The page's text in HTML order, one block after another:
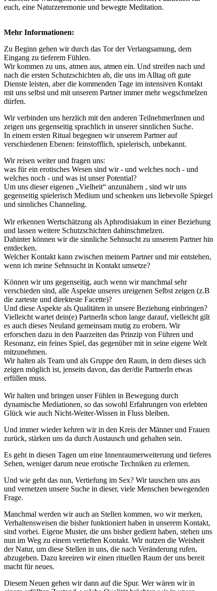
euch, eine Naturzeremonie und bewegte Meditation.
Mehr Informationen:
Zu Beginn gehen wir durch das Tor der Verlangsamung, dem
Eingang zu tieferem Fühlen.
Wir kommen zu uns, atmen aus, atmen ein. Und streifen nach und
nach die ersten Schutzschichten ab, die uns im Alltag oft gute
Dienste leisten, aber die kommenden Tage im intensiven Kontakt
mit uns selbst und mit unserem Partner immer mehr wegschmelzen
dürfen.
Wir verbinden uns herzlich mit den anderen TeilnehmerInnen und
zeigen uns gegenseitig sprachlich in unserer sinnlichen Suche.
In einem ersten Ritual begegnen wir unserem Partner auf
verschiedenen Ebenen: feinstofflich, spielerisch, unbekannt.
Wir reisen weiter und fragen uns:
was für ein erotisches Wesen sind wir - und welches noch - und
welches noch - und was ist unser Potential?
Um uns dieser eigenen „Vielheit“ anzunähern , sind wir uns
gegenseitig spielerisch Medium und schenken uns liebevolle Spiegel
und sinnliches Channeling.
Wir erkennen Wertschätzung als Aphrodisiakum in einer Beziehung
und lassen weitere Schutzschichten dahinschmelzen.
Dahinter können wir die sinnliche Sehnsucht zu unserem Partner hin
entdecken.
Welcher Kontakt kann zwischen meinem Partner und mir entstehen,
wenn ich meine Sehnsucht in Kontakt umsetze?
Können wir uns gegenseitig, auch wenn wir manchmal sehr
verschieden sind, alle Aspekte unseres ureigenen Selbst zeigen (z.B
die zarteste und direkteste Facette)?
Und diese Aspekte als Qualitäten in unsere Beziehung einbringen?
Vielleicht wartet dein(e) PartnerIn schon lange darauf, vielleicht gilt
es auch dieses Neuland gemeinsam mutig zu erobern. Wir
erforschen dazu in den Paarzeiten das Prinzip von Führen und
Resonanz, ein feines Spiel, das gegenüber mit in seine eigene Welt
mitzunehmen.
Wir halten als Team und als Gruppe den Raum, in dem dieses sich
zeigen möglich ist, jenseits davon, das der/die PartnerIn etwas
erfüllen muss.
Wir halten und bringen unser Fühlen in Bewegung durch
dynamische Mediationen, so das sowohl Erfahrungen von erlebten
Glück wie auch Nicht-Weiter-Wissen in Fluss bleiben.
Und immer wieder kehren wir in den Kreis der Männer und Frauen
zurück, stärken uns da durch Austausch und gehalten sein.
Es geht in diesen Tagen um eine Innenraumerweiterung und tieferes
Sehen, weniger darum neue erotische Techniken zu erlernen.
Und wie geht das nun, Vertiefung im Sex? Wir tauschen uns aus
und vernetzen unsere Suche in dieser, viele Menschen bewegenden
Frage.
Manchmal werden wir auch an Stellen kommen, wo wir merken,
Verhaltensweisen die bisher funktioniert haben in unserem Kontakt,
sind vorbei. Eigene Muster, die uns bisher gedient haben, stehen uns
nun im Weg zu einem vertieften Kontakt. Wir nutzen die Weisheit
der Natur, um diese Stellen in uns, die nach Veränderung rufen,
abzugeben. Dazu kreeiren wir einen rituellen Raum der uns bereit
macht für neues.
Diesem Neuen gehen wir dann auf die Spur. Wer wären wir in